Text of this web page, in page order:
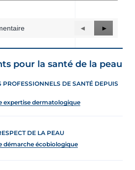
Précédent
Reviews
◄
Suivant
Reviews
►
pour la santé de la peau
PROFESSIONNELS DE SANTÉ DEPUIS
expertise dermatologique
DE LA PEAU
démarche écobiologique